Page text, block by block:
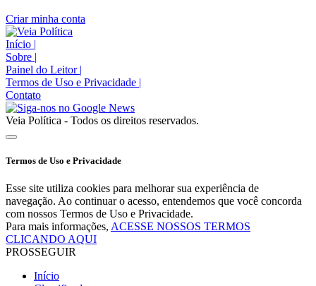
Criar minha conta
Início |
Sobre |
Painel do Leitor |
Termos de Uso e Privacidade |
Contato
Veia Política - Todos os direitos reservados.
Termos de Uso e Privacidade
Esse site utiliza cookies para melhorar sua experiência de
navegação. Ao continuar o acesso, entendemos que você concorda
com nossos Termos de Uso e Privacidade.
Para mais informações, ACESSE NOSSOS TERMOS
CLICANDO AQUI
PROSSEGUIR
Início